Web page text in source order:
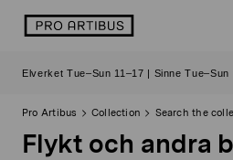
logo
Elverket Tue–Sun 11–17 | Sinne Tue–Sun
Pro Artibus Collection Search the
Flykt och andra